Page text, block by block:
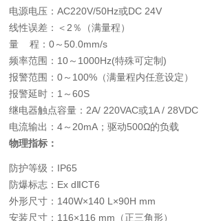
电源电压：AC220V/50Hz或DC 24V
线性误差：＜2％（满量程）
量 程：0～50.0mm/s
频率范围：10～1000Hz(特殊可定制)
报警范围：0～100%（满量程内任意设定）
报警延时：1～60S
继电器触点容量：2A/ 220VAC或1A / 28VDC
电流输出：4～20mA；驱动500Ω的负载
物理指标：
防护等级：IP65
防爆标志：Ex dⅡCT6
外形尺寸：140W×140 L×90H mm
安装尺寸：116×116 mm（正三角形）